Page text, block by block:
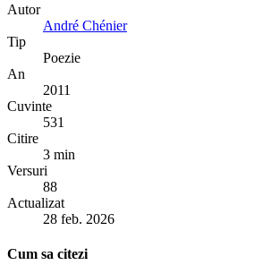
Autor
André Chénier
Tip
Poezie
An
2011
Cuvinte
531
Citire
3 min
Versuri
88
Actualizat
28 feb. 2026
Cum sa citezi